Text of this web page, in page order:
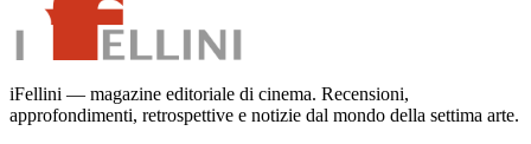
iFellini — magazine editoriale di cinema. Recensioni,
approfondimenti, retrospettive e notizie dal mondo della settima arte.